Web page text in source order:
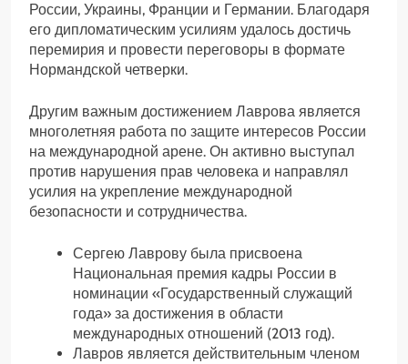
России, Украины, Франции и Германии. Благодаря
его дипломатическим усилиям удалось достичь
перемирия и провести переговоры в формате
Нормандской четверки.
Другим важным достижением Лаврова является
многолетняя работа по защите интересов России
на международной арене. Он активно выступал
против нарушения прав человека и направлял
усилия на укрепление международной
безопасности и сотрудничества.
Сергею Лаврову была присвоена
Национальная премия кадры России в
номинации «Государственный служащий
года» за достижения в области
международных отношений (2013 год).
Лавров является действительным членом